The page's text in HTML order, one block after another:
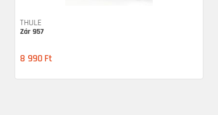
THULE
Zár 957
8 990 Ft